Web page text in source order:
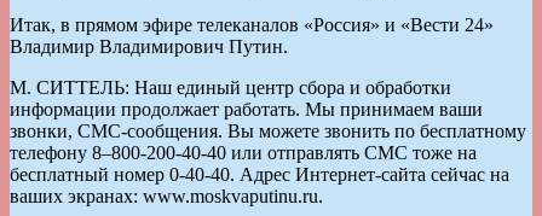
Итак, в прямом эфире телеканалов «Россия» и «Вести 24»
Владимир Владимирович Путин.
М. СИТТЕЛЬ: Наш единый центр сбора и обработки
информации продолжает работать. Мы принимаем ваши
звонки, СМС-сообщения. Вы можете звонить по бесплатному
телефону 8–800-200-40-40 или отправлять СМС тоже на
бесплатный номер 0-40-40. Адрес Интернет-сайта сейчас на
ваших экранах: www.moskvaputinu.ru.